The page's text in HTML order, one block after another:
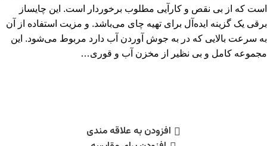
است که از بی نقص و کارآیی مطلوب برخوردار است. این چایساز
برقی یک گزینه ایده‌آل برای تهیه چای می‌باشد. و مزیت استفاده از آن
به سرعت بالایی که در به جوش آوردن آب دارد مربوط می‌شود. این
مجموعه کامل و بی نظیر از مخزن آب و قوری…
افزودن به علاقه مندی